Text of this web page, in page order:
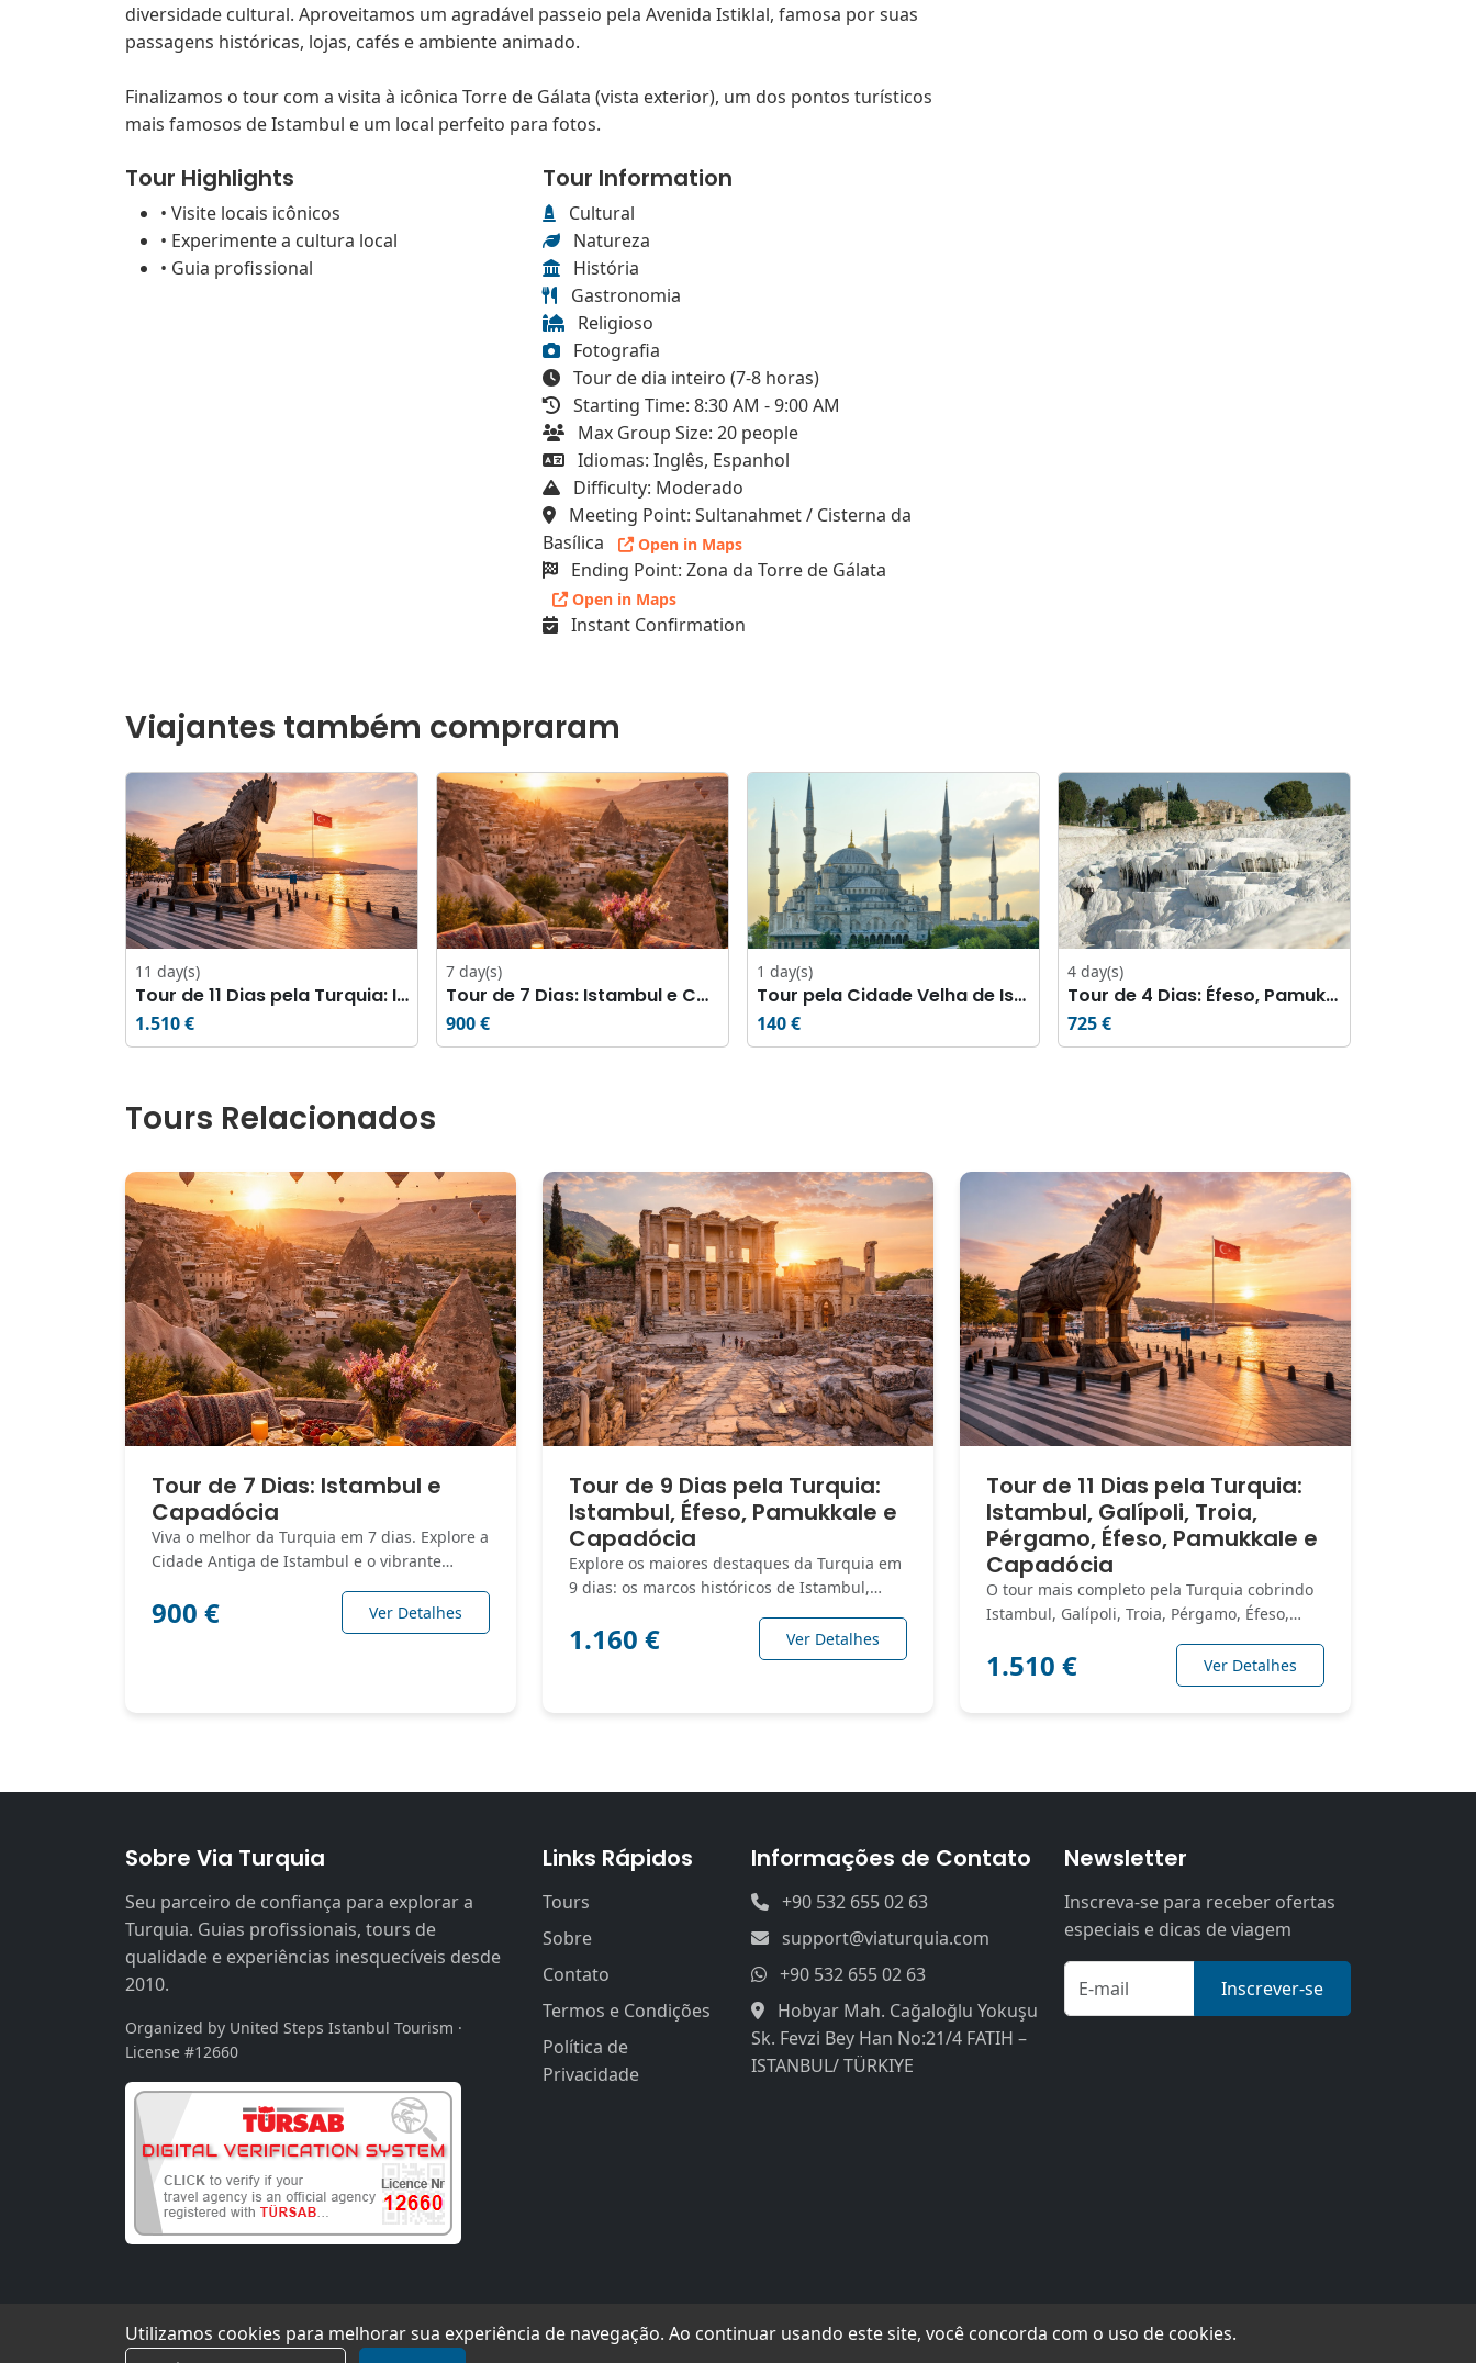
diversidade cultural. Aproveitamos um agradável passeio pela Avenida Istiklal, famosa por suas
passagens históricas, lojas, cafés e ambiente animado.
Finalizamos o tour com a visita à icônica Torre de Gálata (vista exterior), um dos pontos turísticos
mais famosos de Istambul e um local perfeito para fotos.
Tour Highlights
• Visite locais icônicos
• Experimente a cultura local
• Guia profissional
Tour Information
Cultural
Natureza
História
Gastronomia
Religioso
Fotografia
Tour de dia inteiro (7-8 horas)
Starting Time: 8:30 AM - 9:00 AM
Max Group Size: 20 people
Idiomas: Inglês, Espanhol
Difficulty: Moderado
Meeting Point: Sultanahmet / Cisterna da
Basílica
Open in Maps
Ending Point: Zona da Torre de Gálata
Open in Maps
Instant Confirmation
Viajantes também compraram
11 day(s)
Tour de 11 Dias pela Turquia: Istambul, Galípoli, Troia, Pérgamo, Éfeso, Pamukkale e Capadócia
1.510 €
7 day(s)
Tour de 7 Dias: Istambul e Capadócia
900 €
1 day(s)
Tour pela Cidade Velha de Istambul
140 €
4 day(s)
Tour de 4 Dias: Éfeso, Pamukkale e Capadócia
725 €
Tours Relacionados
Tour de 7 Dias: Istambul e
Capadócia
Viva o melhor da Turquia em 7 dias. Explore a
Cidade Antiga de Istambul e o vibrante…
900 € Ver Detalhes
Tour de 9 Dias pela Turquia:
Istambul, Éfeso, Pamukkale e
Capadócia
Explore os maiores destaques da Turquia em
9 dias: os marcos históricos de Istambul,…
1.160 € Ver Detalhes
Tour de 11 Dias pela Turquia:
Istambul, Galípoli, Troia,
Pérgamo, Éfeso, Pamukkale e
Capadócia
O tour mais completo pela Turquia cobrindo
Istambul, Galípoli, Troia, Pérgamo, Éfeso,…
1.510 € Ver Detalhes
Sobre Via Turquia
Seu parceiro de confiança para explorar a
Turquia. Guias profissionais, tours de
qualidade e experiências inesquecíveis desde
2010.
Organized by United Steps Istanbul Tourism ·
License #12660
Links Rápidos
Tours
Sobre
Contato
Termos e Condições
Política de
Privacidade
Informações de Contato
+90 532 655 02 63
support@viaturquia.com
+90 532 655 02 63
Hobyar Mah. Cağaloğlu Yokuşu
Sk. Fevzi Bey Han No:21/4 FATIH –
ISTANBUL/ TÜRKIYE
Newsletter
Inscreva-se para receber ofertas
especiais e dicas de viagem
Inscrever-se
Utilizamos cookies para melhorar sua experiência de navegação. Ao continuar usando este site, você concorda com o uso de cookies.